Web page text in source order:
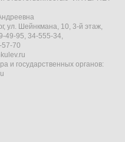
ул. Шейнкмана, 10, 3-й этаж,
49-95, 34-555-34,
57-70
и государственных органов: